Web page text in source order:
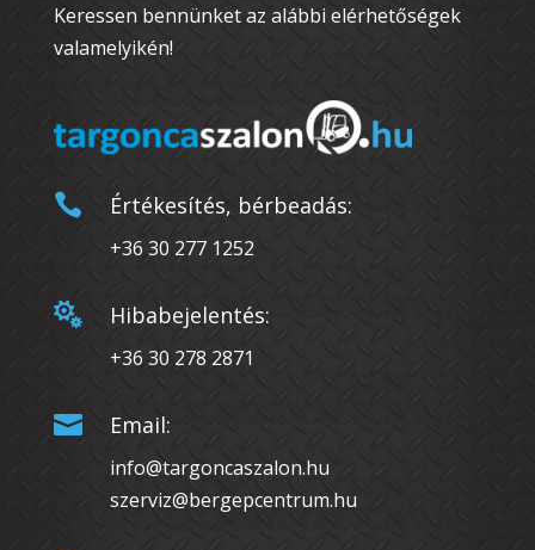
Keressen bennünket az alábbi elérhetőségek
valamelyikén!
 Értékesítés, bérbeadás:
+36 30 277 1252
 Hibabejelentés:
+36 30 278 2871
 Email:
info@targoncaszalon.hu
szerviz@bergepcentrum.hu